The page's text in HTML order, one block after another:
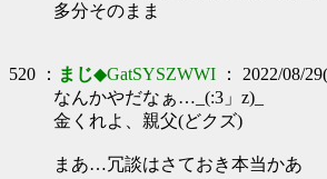
多分そのまま
520 ： まじ◆GatSYSZWWI ： 2022/08/
なんかやだなぁ…_(:3」z)_
金くれよ、親父(どクズ)
まあ…冗談はさておき本当かあ